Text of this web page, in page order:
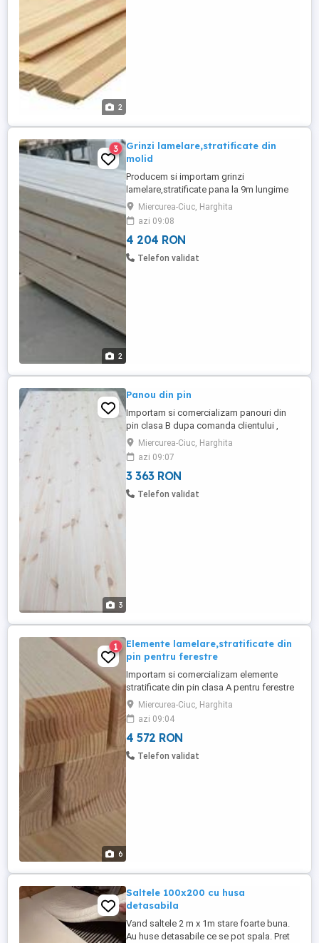
2
2
3
Grinzi lamelare,stratificate din
molid
Producem si importam grinzi
lamelare,stratificate pana la 9m lungime
pentru structuri de case si pentru structuri
de acoperisuri
Miercurea-Ciuc, Harghita
azi 09:08
4 204 RON
Telefon validat
3
Panou din pin
Importam si comercializam panouri din
pin clasa B dupa comanda clientului ,
cantitate minima 1 TIR 50m3
Miercurea-Ciuc, Harghita
azi 09:07
3 363 RON
Telefon validat
6
1
Elemente lamelare,stratificate din
pin pentru ferestre
Importam si comercializam elemente
stratificate din pin clasa A pentru ferestre
72 x 86 x 6000mm , cantitate minima 1 TIR
, pret 870euro m3 + TVA
Miercurea-Ciuc, Harghita
azi 09:04
4 572 RON
Telefon validat
Saltele 100x200 cu husa
detasabila
Vand saltele 2 m x 1m stare foarte buna.
Au huse detasabile ce se pot spala. Pret